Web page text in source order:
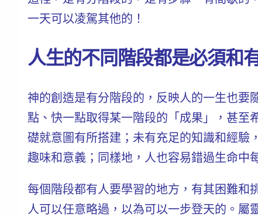
一天可以凌駕其他的！
人生的不同階段都是必須和
神的創造是有分階段的，反映人的一生也要
點、快一點取得某一階段的「成果」，甚至
礎就意圖有所搭建；未有充足的知識和經驗
趣味和意義；同樣地，人也容易錯過生命中
每個階段都有人要學習的地方，有其困難
人可以任意略過，以為可以一步登天的。 屬